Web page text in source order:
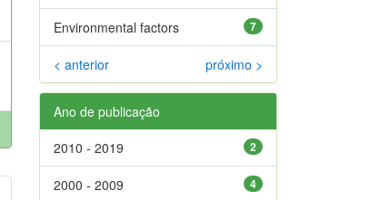
7
Environmental factors
< anterior próximo >
Ano de publicação
2
2010 - 2019
4
2000 - 2009